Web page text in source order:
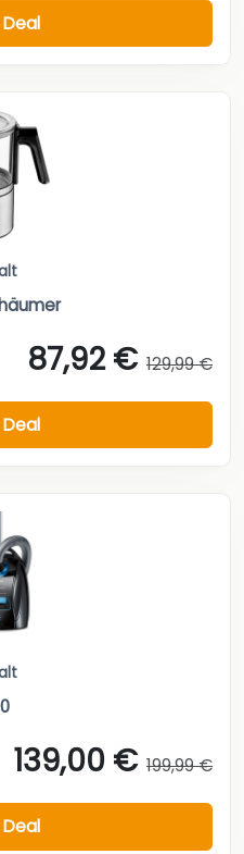
87,92 € 129,99 €
139,00 € 199,99 €